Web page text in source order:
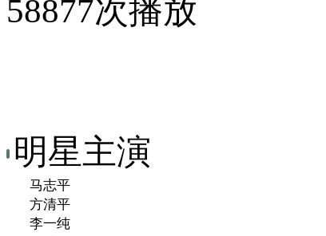
58877次播放
明星主演
马志平
方清平
李一纯